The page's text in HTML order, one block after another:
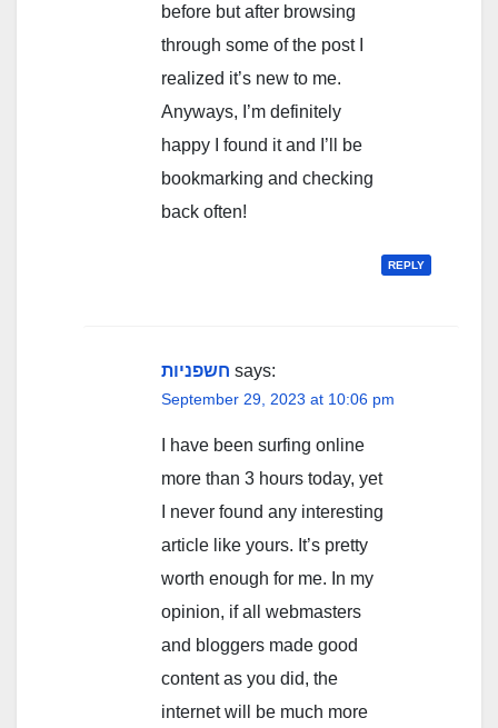
before but after browsing
through some of the post I
realized it’s new to me.
Anyways, I’m definitely
happy I found it and I’ll be
bookmarking and checking
back often!
REPLY
חשפניות says:
September 29, 2023 at 10:06 pm
I have been surfing online
more than 3 hours today, yet
I never found any interesting
article like yours. It’s pretty
worth enough for me. In my
opinion, if all webmasters
and bloggers made good
content as you did, the
internet will be much more